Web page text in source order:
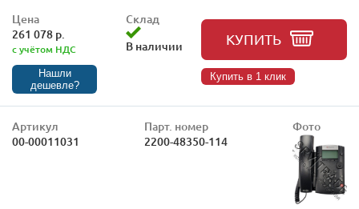
Цена
261 078 р.
с учётом НДС
Нашли
дешевле?
Склад
В наличии
КУПИТЬ
Купить в 1 клик
Артикул
00-00011031
Парт. номер
2200-48350-114
Фото